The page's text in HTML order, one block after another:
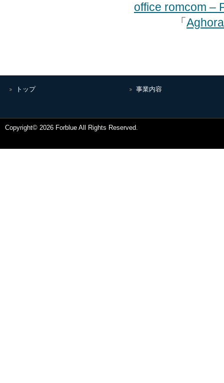
office romcom –
「
トップ 事業内容
Copyright© 2026 Forblue All Rights Reserved.